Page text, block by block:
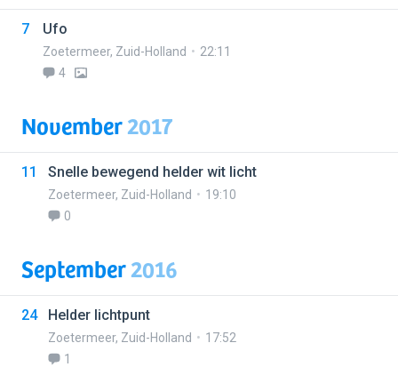
7 Ufo
Zoetermeer, Zuid-Holland
22:11
4
November2017
11 Snelle bewegend helder wit licht
Zoetermeer, Zuid-Holland
19:10
0
September2016
24 Helder lichtpunt
Zoetermeer, Zuid-Holland
17:52
1